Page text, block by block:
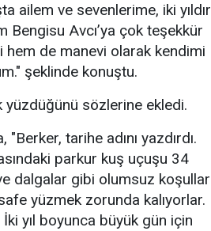
ailem ve sevenlerime, iki yıldır
Avcı’ya çok teşekkür
hem de manevi olarak kendimi
şeklinde konuştu.
yüzdüğünü sözlerine ekledi.
tarihe adını yazdırdı.
parkur kuş uçuşu 34
dalgalar gibi olumsuz koşullar
yüzmek zorunda kalıyorlar.
yıl boyunca büyük gün için